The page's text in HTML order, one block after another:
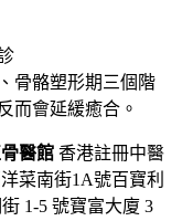
骨骼塑形期三個階
而會延緩癒合。
醫館 香港註冊中醫
菜南街1A號百寶利
1-5 號寶富大廈 3